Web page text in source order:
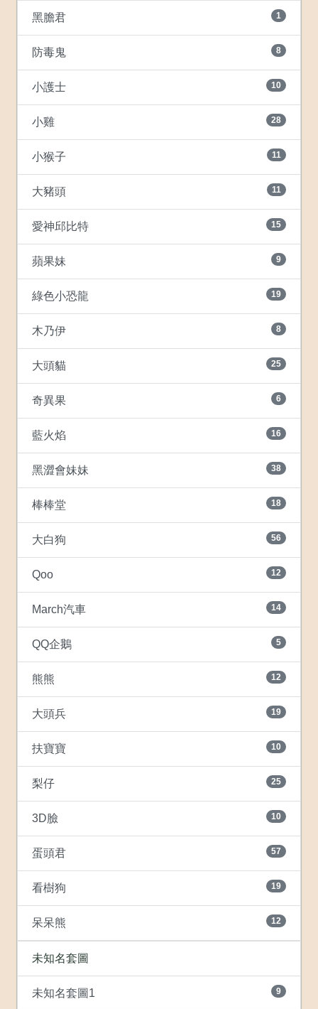
黑膽君 1
防毒鬼 8
小護士 10
小雞 28
小猴子 11
大豬頭 11
愛神邱比特 15
蘋果妹 9
綠色小恐龍 19
木乃伊 8
大頭貓 25
奇異果 6
藍火焰 16
黑澀會妹妹 38
棒棒堂 18
大白狗 56
Qoo 12
March汽車 14
QQ企鵝 5
熊熊 12
大頭兵 19
扶寶寶 10
梨仔 25
3D臉 10
蛋頭君 57
看樹狗 19
呆呆熊 12
未知名套圖
未知名套圖1 9